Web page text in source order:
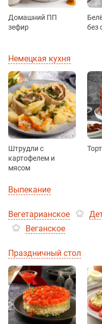
Домашний ПП
зефир
без
Немецкая кухня
Штрудли с
картофелем и
мясом
Выпекание
Вегетарианское
Веганское
Праздничный стол